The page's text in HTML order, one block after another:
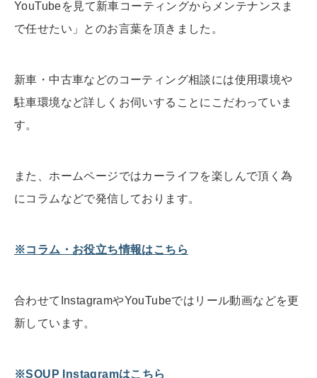
YouTubeを見て新車コーティングからメンテナンスま
で任せたい」とのお言葉を頂きました。
新車・中古車などのコーティング相談には使用環境や
駐車環境など詳しくお伺いすることにこだわっていま
す。
また、ホームページではカーライフを楽しんで頂く為
にコラムなどで発信しております。
※コラム・お役立ち情報はこちら
合わせてInstagramやYouTubeではリール動画などを更
新しています。
※SOUP Instagramはこちら